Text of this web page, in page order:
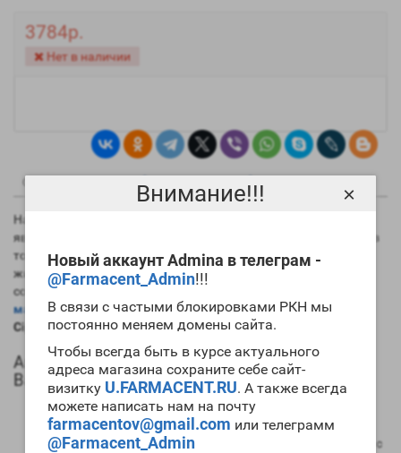
Внимание!!!
Новый аккаунт Admina в телеграм -
@Farmacent_Admin!!!
В связи с частыми блокировками РКН мы
постоянно меняем домены сайта.
Чтобы всегда быть в курсе актуального
адреса магазина сохраните себе сайт-
визитку U.FARMACENT.RU. А также всегда
можете написать нам на почту
farmacentov@gmail.com или телеграмм
@Farmacent_Admin
×
3784р.
Нет в наличии
Описание Отзывы0 0
На данный момент самым длинным эфиром тестостерона
является именно ципионат. Это хорошо в плане его силы, но в
то же время вызывает сильную задержку в организме
жидкости. Практически всегда препарат используется в
сочетании с другими ААС. Если вам необходим
массонаборный цикл, то для его проведения стоиткупить
Cipandrol 200mg Balkan Pharmaceuticals.
Анаболический профиль Cipandrol 200mg
Balkan Pharmaceuticals
Анаболическая активность – 100 процентов в
сравнении мужским гормоном;
Андрогенная активность – 100 процентов в сравнении с